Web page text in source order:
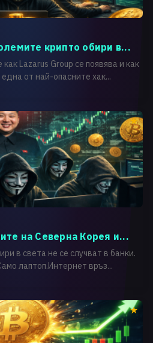
крипто обири в...
Lazarus Group се появява и как
от най-опасните хак...
на Северна Корея и...
в света не се случват в банки.
лаптоп.Интернет връз...